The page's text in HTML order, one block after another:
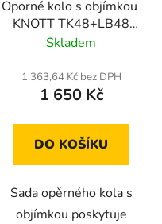
Oporné kolo s objímkou ​​
KNOTT TK48+LB48
150kg 48mm 500-
Skladem
1 363,64 Kč bez DPH
1 650 Kč
DO KOŠÍKU
Sada opěrného kola s
objímkou ​​poskytuje